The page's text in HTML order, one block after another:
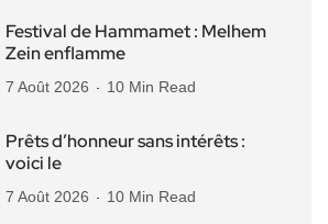
Festival de Hammamet : Melhem
Zein enflamme
7 Août 2026 10 Min Read
Prêts d’honneur sans intérêts :
voici le
7 Août 2026 10 Min Read